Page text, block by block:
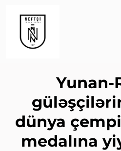
Yunan-
dünya
medalına